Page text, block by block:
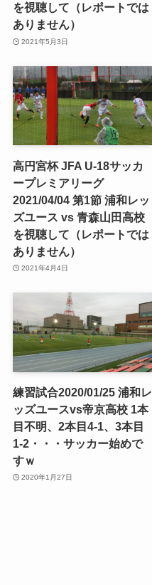
を視聴して（レポートでは
ありません）
2021年5月3日
高円宮杯 JFA U-18サッカ
ープレミアリーグ
2021/04/04 第1節 浦和レッ
ズユース vs 青森山田高校
を視聴して（レポートでは
ありません）
2021年4月4日
練習試合2020/01/25 浦和レ
ッズユースvs帝京高校 1本
目不明、2本目4-1、3本目
1-2・・・サッカー始めで
すｗ
2020年1月27日